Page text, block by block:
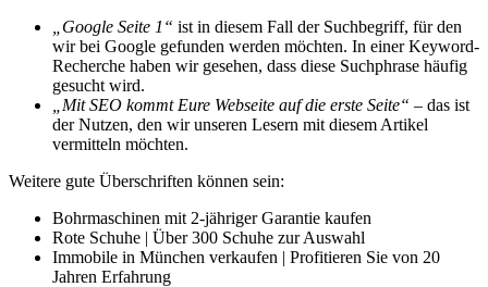
„Google Seite 1“ ist in diesem Fall der Suchbegriff, für den
wir bei Google gefunden werden möchten. In einer Keyword-
Recherche haben wir gesehen, dass diese Suchphrase häufig
gesucht wird.
„Mit SEO kommt Eure Webseite auf die erste Seite“ – das ist
der Nutzen, den wir unseren Lesern mit diesem Artikel
vermitteln möchten.
Weitere gute Überschriften können sein:
Bohrmaschinen mit 2-jähriger Garantie kaufen
Rote Schuhe | Über 300 Schuhe zur Auswahl
Immobile in München verkaufen | Profitieren Sie von 20
Jahren Erfahrung